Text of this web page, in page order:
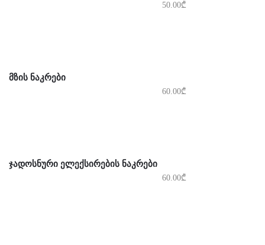
50.00₾
ᲛᲖᲘᲡ ᲜᲐᲙᲠᲔᲑᲘ
60.00₾
ᲯᲐᲓᲝᲡᲜᲣᲠᲘ ᲔᲚᲔᲥᲡᲘᲠᲔᲑᲘᲡ ᲜᲐᲙᲠᲔᲑᲘ
60.00₾